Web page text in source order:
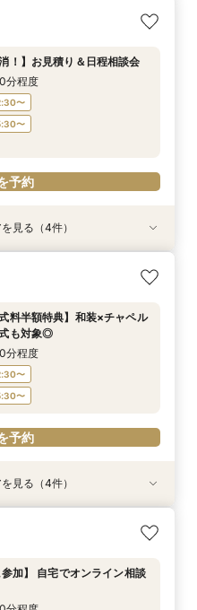
OFF★チャペルフォトキャン
〜
予約
参加】 自宅でオンライン相談
〜
予約
〜
〜
予約
っとお得】挙式料＋撮影＋衣
分程度
〜
〜
予約
料半額特典】和装×チャペル
〜
予約
！】お見積り＆日程相談会
分程度
〜
〜
予約
円OFF！】費用を抑えて叶え
〜
〜
予約
OFF★チャペルフォトキャン
〜
〜
予約
っとお得】挙式料＋撮影＋衣
分程度
〜
予約
料半額特典】和装×チャペル
〜
〜
予約
見る（4件）
料半額特典】和装×チャペル
も対象◎
分程度
〜
〜
予約
円OFF！】費用を抑えて叶え
〜
OFF★チャペルフォトキャン
〜
〜
っとお得】挙式料＋撮影＋衣
分程度
見る（4件）
参加】 自宅でオンライン相談